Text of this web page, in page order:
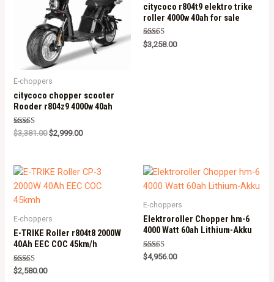
E-choppers
citycoco chopper scooter
Rooder r804z9 4000w 40ah
Rated
5.00
$3,381.00 $2,999.00
citycoco r804t9 elektro trike
roller 4000w 40ah for sale
Rated
5.00
$3,258.00
E-choppers
E-TRIKE Roller r804t8 2000W
40Ah EEC COC 45km/h
Rated
5.00
$2,580.00
E-choppers
Elektroroller Chopper hm-6
4000 Watt 60ah Lithium-Akku
Rated
5.00
$4,956.00